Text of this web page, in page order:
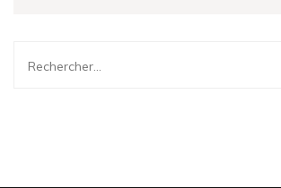
Rechercher :